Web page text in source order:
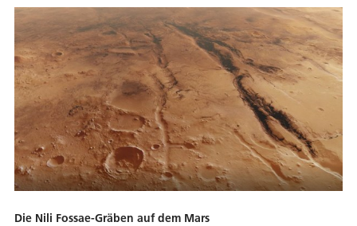
Die Nili Fossae-Gräben auf dem Mars